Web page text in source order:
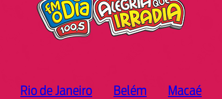
Rio de Janeiro Belém
Macaé